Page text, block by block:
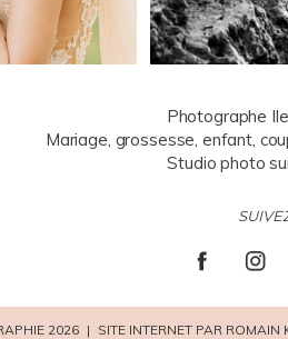
Photographe
Mariage, grossesse, enfant,
Studio photo
2026 | SITE INTERNET PAR ROMAIN